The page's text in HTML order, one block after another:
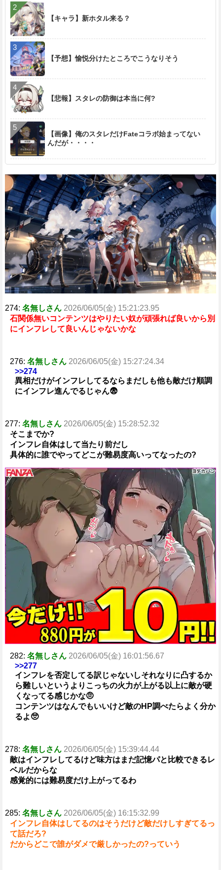
【キャラ】新ホタル来る？
【予想】愉悦分けたところでこうなりそう
【悲報】スタレの防御は本当に何?
【画像】俺のスタレだけFateコラボ始まってない
んだが・・・・
274: 名無しさん 2026/06/05(金) 15:21:23.95
石関係無いコンテンツはやりたい奴が頑張れば良いから別
にインフレして良いんじゃないかな
276: 名無しさん 2026/06/05(金) 15:27:24.34
>>274
異相だけがインフレしてるならまだしも他も敵だけ順調
にインフレ進んでるじゃん😨
277: 名無しさん 2026/06/05(金) 15:28:52.32
そこまでか?
インフレ自体はして当たり前だし
具体的に誰でやってどこが難易度高いってなったの?
282: 名無しさん 2026/06/05(金) 16:01:56.67
>>277
インフレを否定してる訳じゃないしそれなりに凸するか
ら難しいというよりこっちの火力が上がる以上に敵が硬
くなってる感じかな🤨
コンテンツはなんでもいいけど敵のHP調べたらよく分か
るよ🥺
278: 名無しさん 2026/06/05(金) 15:39:44.44
敵はインフレしてるけど味方はまだ記憶パと比較できるレ
ベルだからな
感覚的には難易度だけ上がってるわ
285: 名無しさん 2026/06/05(金) 16:15:32.99
インフレ自体はしてるのはそうだけど敵だけしすぎてるっ
て話だろ?
だからどこで誰がダメで厳しかったの?っていう